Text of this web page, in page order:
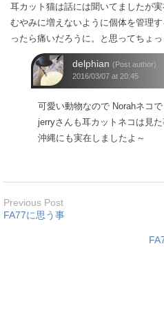
耳カット猫は話には聞いてましたが
むやみに増えないように個体を管理
ったら痛いだろうに。と思ってちょっ
delphian (Post author)
2016/03/07 at 20:45
可愛い動物なので Norahネコ
jerryさんも耳カットネコは見た
沖縄にも実在しましたよ～
Previous Post
FA77に思う事